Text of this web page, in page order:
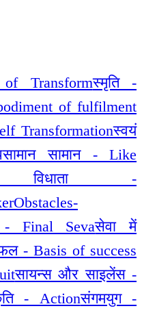
Transformस्मृति -
of fulfilment
Transformationस्वयं
सामान - Like
-
Obstacles-
Final Sevaसेवा में
- Basis of success
सायन्स और साइलेंस -
- Actionसंगमयुग -